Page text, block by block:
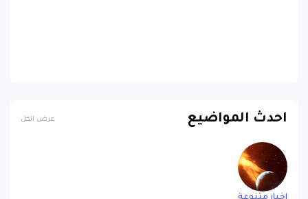
احدث المواضيع عرض الكل